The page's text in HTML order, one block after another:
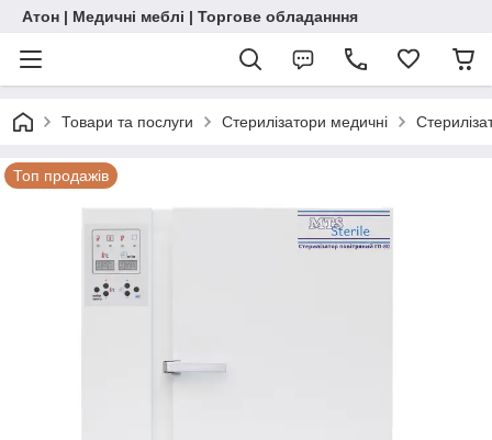
Атон | Медичні меблі | Торгове обладанння
Товари та послуги Стерилізатори медичні
Топ продажів